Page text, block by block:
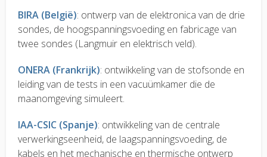
BIRA (België): ontwerp van de elektronica van de drie
sondes, de hoogspanningsvoeding en fabricage van
twee sondes (Langmuir en elektrisch veld).
ONERA (Frankrijk): ontwikkeling van de stofsonde en
leiding van de tests in een vacuümkamer die de
maanomgeving simuleert.
IAA-CSIC (Spanje): ontwikkeling van de centrale
verwerkingseenheid, de laagspanningsvoeding, de
kabels en het mechanische en thermische ontwerp